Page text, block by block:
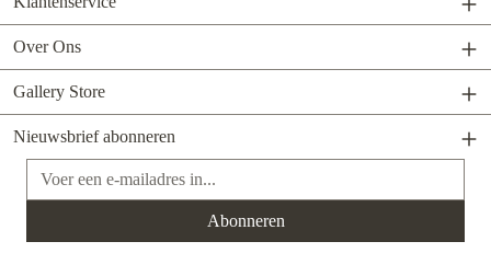
Over Ons
Gallery Store
Nieuwsbrief abonneren
E-mailadres*
Abonneren